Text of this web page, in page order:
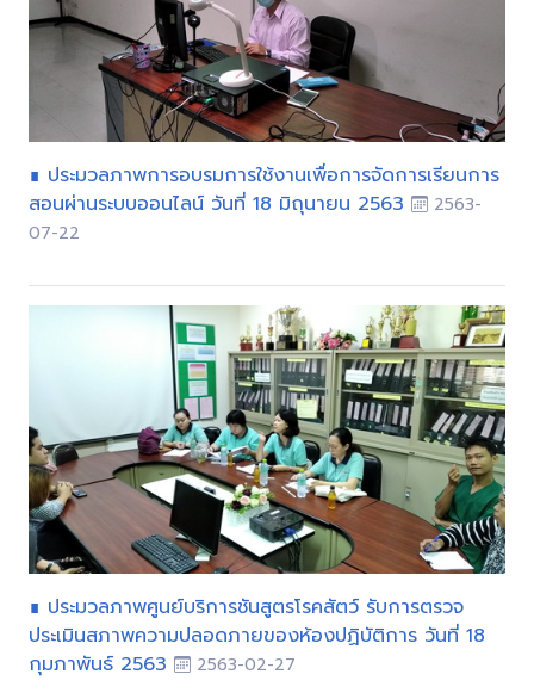
∎ ประมวลภาพการอบรมการใช้งานเพื่อการจัดการเรียนการ
สอนผ่านระบบออนไลน์ วันที่ 18 มิถุนายน 2563
2563-
07-22
∎ ประมวลภาพศูนย์บริการชันสูตรโรคสัตว์ รับการตรวจ
ประเมินสภาพความปลอดภายของห้องปฏิบัติการ วันที่ 18
กุมภาพันธ์ 2563
2563-02-27